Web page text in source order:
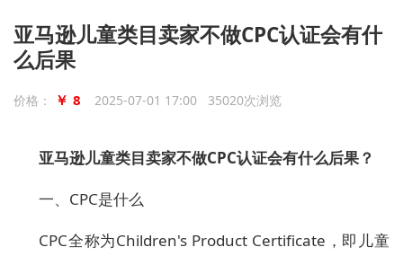
亚马逊儿童类目卖家不做CPC认证会有什
么后果
价格： ￥ 8 2025-07-01 17:00 35020次浏览
亚马逊儿童类目卖家不做CPC认证会有什么后果？
一、 CPC是什么
CPC全称为Children's Product Certificate，即儿童